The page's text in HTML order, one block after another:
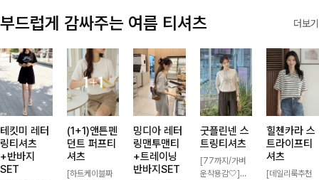
부드럽게 감싸주는 여름 티셔츠 더보기
테킷미 레터
링티셔츠
+반바지
SET
(1+1)앤튼펜
던트 퍼프티
셔츠
[하트케이블짜
밍디아 레터
링맨투맨티
+트레이닝
반바지SET
굿플린넨 스
트링티셔츠
[77까지/가벼
운착용감🤍]린
힐첸카라 스
트라이프티
셔츠
[데일리룩추천